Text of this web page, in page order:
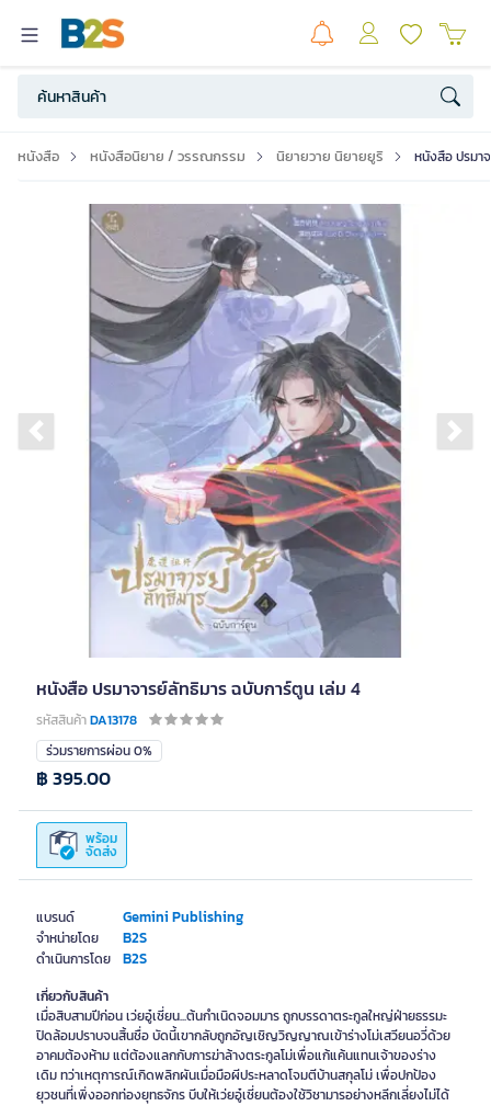
หนังสือ หนังสือนิยาย / วรรณกรรม นิยายวาย นิยายยูริ หนังสือ ปรมา
Previous slide
หนังสือ ปรมาจารย์ลัทธิมาร ฉบับการ์ตูน เล่ม 4
รหัสสินค้าDA13178
แบรนด์ Gemini Publishing
จำหน่ายโดย B2S
ดำเนินการโดย B2S
ร่วมรายการผ่อน 0%
พร้อม
จัดส่ง
฿ 395.00
เกี่ยวกับสินค้า
เมื่อสิบสามปีก่อน เว่ยอู๋เซี่ยน...ต้นกำเนิดจอมมาร ถูกบรรดาตระกูลใหญ่ฝ่ายธรรมะ
ปิดล้อมปราบจนสิ้นชื่อ บัดนี้เขากลับถูกอัญเชิญวิญญาณเข้าร่างโม่เสวียนอวี่ด้วย
อาคมต้องห้าม แต่ต้องแลกกับการฆ่าล้างตระกูลโม่เพื่อแก้แค้นแทนเจ้าของร่าง
เดิม ทว่าเหตุการณ์เกิดพลิกผันเมื่อมือผีประหลาดโจมตีบ้านสกุลโม่ เพื่อปกป้อง
ยุวชนที่เพิ่งออกท่องยุทธจักร บีบให้เว่ยอู๋เซี่ยนต้องใช้วิชามารอย่างหลีกเลี่ยงไม่ได้